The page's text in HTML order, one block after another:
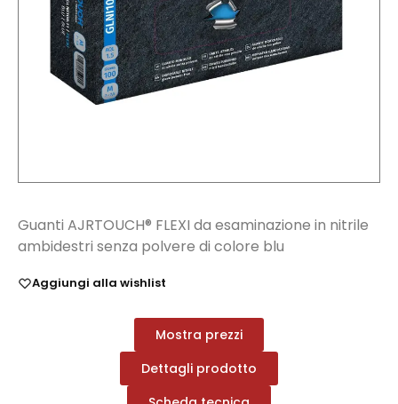
Guanti AJRTOUCH® FLEXI da esaminazione in nitrile
ambidestri senza polvere di colore blu
Aggiungi alla wishlist
Mostra prezzi
Dettagli prodotto